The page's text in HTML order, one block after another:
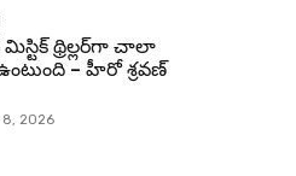
మిస్టిక్ థ్రిల్లర్‌గా చాలా
– హీరో శ్రవణ్
8, 2026